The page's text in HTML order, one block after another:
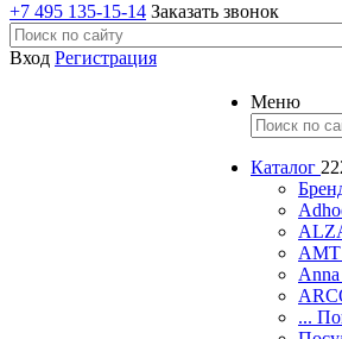
+7 495 135-15-14 Заказать звонок
Вход Регистрация
Меню
Каталог
AMT
...